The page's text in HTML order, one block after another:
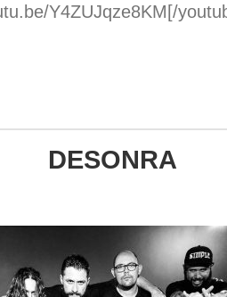
Y4ZUJqze8KM[/
DESONRA